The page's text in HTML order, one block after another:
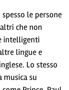
le persone
che non
intelligenti
lingue e
Lo stesso
musica su